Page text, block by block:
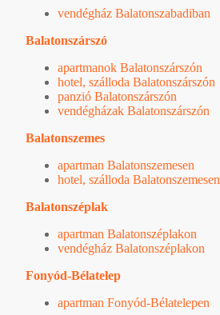
vendégház Balatonszabadiban
Balatonszárszó
apartmanok Balatonszárszón
hotel, szálloda Balatonszárszón
panzió Balatonszárszón
vendégházak Balatonszárszón
Balatonszemes
apartman Balatonszemesen
hotel, szálloda Balatonszemesen
Balatonszéplak
apartman Balatonszéplakon
vendégház Balatonszéplakon
Fonyód-Bélatelep
apartman Fonyód-Bélatelepen